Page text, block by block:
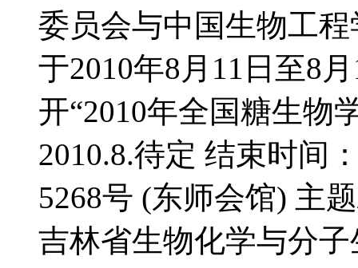
委员会与中国生物工
于2010年8月11日至8
开“2010年全国糖生物
2010.8.待定 结束时间
5268号 (东师会馆) 主
吉林省生物化学与分